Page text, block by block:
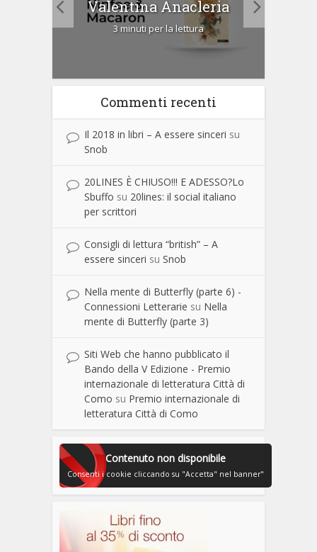
Valentina Anacleria
3 minuti per la lettura
Commenti recenti
Il 2018 in libri – A essere sinceri su
Snob
20LINES È CHIUSO!!! E ADESSO?Lo
Sbuffo su 20lines: il social italiano
per scrittori
Consigli di lettura “british” – A
essere sinceri su Snob
Nella mente di Butterfly (parte 6) -
Connessioni Letterarie su Nella
mente di Butterfly (parte 3)
Siti Web che hanno pubblicato il
Bando della V Edizione - Premio
internazionale di letteratura Città di
Como su Premio internazionale di
letteratura Città di Como
Contenuto non disponibile
Consenti i cookie cliccando su "Accetta" nel banner"